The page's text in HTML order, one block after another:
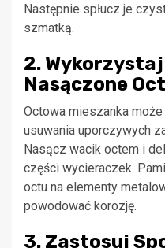
Następnie spłucz je
szmatką.
2.
Nasączone
Octowa mieszanka
usuwania uporczywych
Nasącz wacik octem i
części wycieraczek.
octu na elementy
powodować korozję.
3. Zastosuj